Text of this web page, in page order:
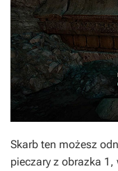
Skarb ten możesz
pieczary z obrazka